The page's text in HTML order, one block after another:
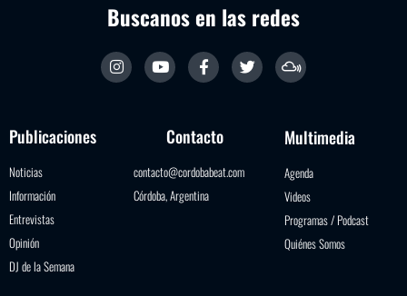
Buscanos en las redes
Publicaciones
Noticias
Información
Entrevistas
Opinión
DJ de la Semana
Contacto
contacto@cordobabeat.com
Córdoba, Argentina
Multimedia
Agenda
Videos
Programas / Podcast
Quiénes Somos